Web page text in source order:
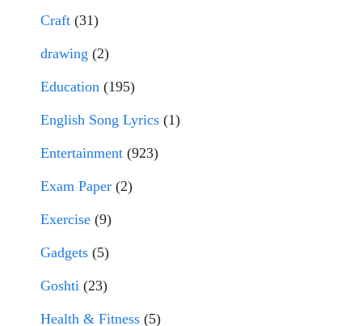
Craft (31)
drawing (2)
Education (195)
English Song Lyrics (1)
Entertainment (923)
Exam Paper (2)
Exercise (9)
Gadgets (5)
Goshti (23)
Health & Fitness (5)